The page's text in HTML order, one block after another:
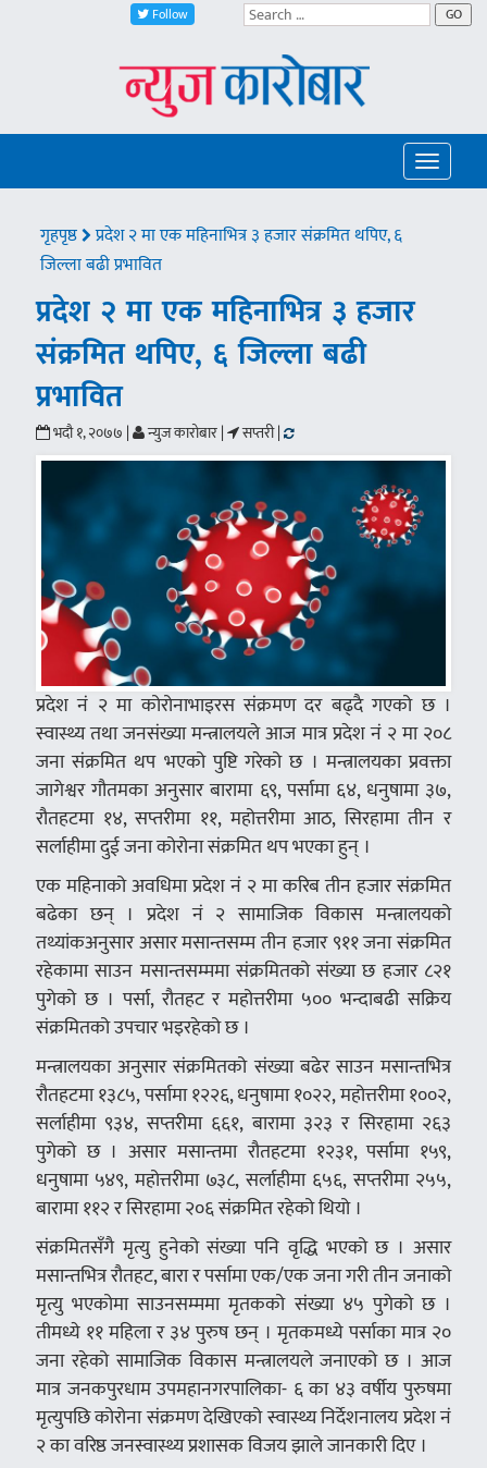
Follow GO
Toggle
गृहपृष्ठ
प्रदेश २ मा एक महिनाभित्र ३ हजार संक्रमित थपिए, ६
जिल्ला बढी प्रभावित
प्रदेश २ मा एक महिनाभित्र ३ हजार
संक्रमित थपिए, ६ जिल्ला बढी
प्रभावित
भदौ १, २०७७ | न्युज कारोबार | सप्तरी |
प्रदेश नं २ मा कोरोनाभाइरस संक्रमण दर बढ्दै गएको छ ।
स्वास्थ्य तथा जनस‌ंख्या मन्त्रालयले आज मात्र प्रदेश नं २ मा २०८
जना संक्रमित थप भएको पुष्टि गरेको छ । मन्त्रालयका प्रवक्ता
जागेश्वर गौतमका अनुसार बारामा ६९, पर्सामा ६४, धनुषामा ३७,
रौतहटमा १४, सप्तरीमा ११, महोत्तरीमा आठ, सिरहामा तीन र
सर्लाहीमा दुई जना कोरोना संक्रमित थप भएका हुन् ।
एक महिनाको अवधिमा प्रदेश नं २ मा करिब तीन हजार संक्रमित
बढेका छन् । प्रदेश नं २ सामाजिक विकास मन्त्रालयको
तथ्यांकअनुसार असार मसान्तसम्म तीन हजार ९११ जना संक्रमित
रहेकामा साउन मसान्तसम्ममा संक्रमितको संख्या छ हजार ८२१
पुगेको छ । पर्सा, रौतहट र महोत्तरीमा ५०० भन्दाबढी सक्रिय
संक्रमितको उपचार भइरहेको छ ।
मन्त्रालयका अनुसार संक्रमितको संख्या बढेर साउन मसान्तभित्र
रौतहटमा १३८५, पर्सामा १२२६, धनुषामा १०२२, महोत्तरीमा १००२,
सर्लाहीमा ९३४, सप्तरीमा ६६१, बारामा ३२३ र सिरहामा २६३
पुगेको छ । असार मसान्तमा रौतहटमा १२३१, पर्सामा १५९,
धनुषामा ५४९, महोत्तरीमा ७३८, सर्लाहीमा ६५६, सप्तरीमा २५५,
बारामा ११२ र सिरहामा २०६ संक्रमित रहेको थियो ।
संक्रमितसँगै मृत्यु हुनेको संख्या पनि वृद्धि भएको छ । असार
मसान्तभित्र रौतहट, बारा र पर्सामा एक/एक जना गरी तीन जनाको
मृत्यु भएकोमा साउनसम्ममा मृतकको संख्या ४५ पुगेको छ ।
तीमध्ये ११ महिला र ३४ पुरुष छन् । मृतकमध्ये पर्साका मात्र २०
जना रहेको सामाजिक विकास मन्त्रालयले जनाएको छ । आज
मात्र जनकपुरधाम उपमहानगरपालिका- ६ का ४३ वर्षीय पुरुषमा
मृत्युपछि कोरोना संक्रमण देखिएको स्वास्थ्य निर्देशनालय प्रदेश नं
२ का वरिष्ठ जनस्वास्थ्य प्रशासक विजय झाले जानकारी दिए ।